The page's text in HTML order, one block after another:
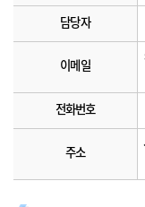
담당자
이메일
전화번호
주소